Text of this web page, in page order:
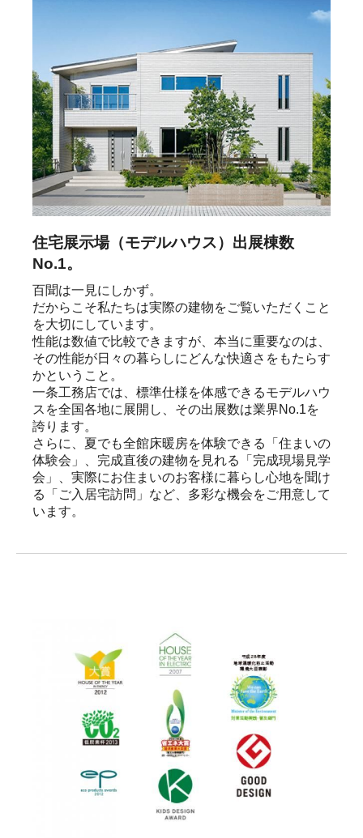
住宅展示場（モデルハウス）出展棟数
No.1。
百聞は一見にしかず。
だからこそ私たちは実際の建物をご覧いただくこと
を大切にしています。
性能は数値で比較できますが、本当に重要なのは、
その性能が日々の暮らしにどんな快適さをもたらす
かということ。
一条工務店では、標準仕様を体感できるモデルハウ
スを全国各地に展開し、その出展数は業界No.1を
誇ります。
さらに、夏でも全館床暖房を体験できる「住まいの
体験会」、完成直後の建物を見れる「完成現場見学
会」、実際にお住まいのお客様に暮らし心地を聞け
る「ご入居宅訪問」など、多彩な機会をご用意して
います。